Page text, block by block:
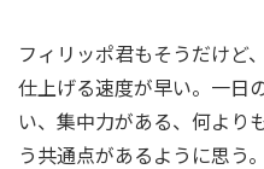
フィリッポ君もそうだけど
仕上げる速度が早い。一日
い、集中力がある、何より
う共通点があるように思う